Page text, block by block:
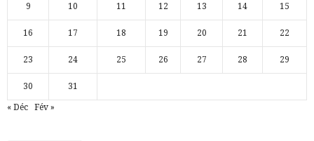
9 10 11 12 13 14 15
16 17 18 19 20 21 22
23 24 25 26 27 28 29
30 31
« Déc Fév »